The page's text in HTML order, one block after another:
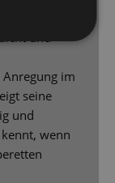
von
und
im
seine
und
wenn